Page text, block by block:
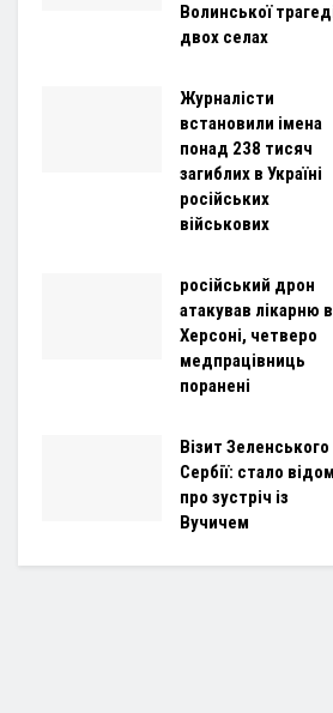
Волинської
двох селах
Журналісти
встановили імена
понад 238 тисяч
загиблих в Україні
російських
військових
російський дрон
атакував лікарню в
Херсоні, четверо
медпрацівниць
поранені
Візит
Сербії: стало
про зустріч із
Вучичем